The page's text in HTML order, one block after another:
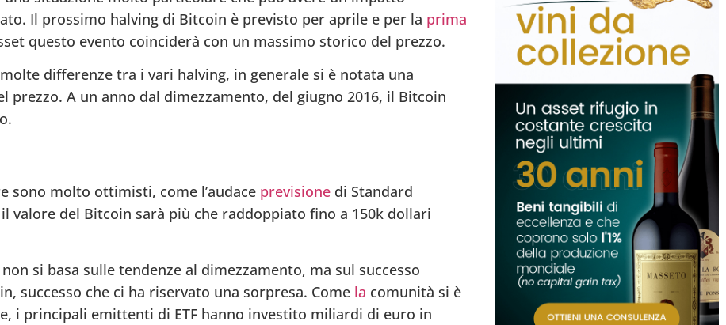
Il prossimo halving di Bitcoin è previsto per aprile e per la prima
questo evento coinciderà con un massimo storico del prezzo.
differenze tra i vari halving, in generale si è notata una
prezzo. A un anno dal dimezzamento, del giugno 2016, il Bitcoin
sono molto ottimisti, come l’audace previsionedi Standard
valore del Bitcoin sarà più che raddoppiato fino a 150k dollari
si basa sulle tendenze al dimezzamento, ma sul successo
successo che ci ha riservato una sorpresa. Come la comunità si è
i principali emittenti di ETF hanno investito miliardi di euro in